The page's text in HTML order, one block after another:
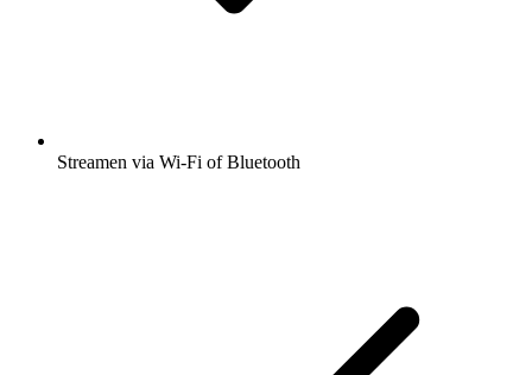
Streamen via Wi-Fi of Bluetooth